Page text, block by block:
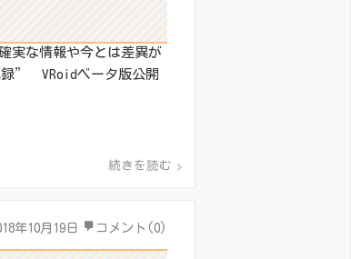
実な情報や今とは差異が
” VRoidベータ版公開
続きを読む
年10月19日 コメント(0)